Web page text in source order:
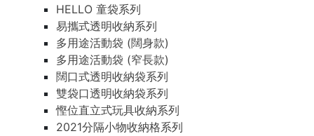
HELLO 童袋系列
易攜式透明收納系列
多用途活動袋 (闊身款)
多用途活動袋 (窄長款)
闊口式透明收納袋系列
雙袋口透明收納袋系列
慳位直立式玩具收納系列
2021分隔小物收納格系列